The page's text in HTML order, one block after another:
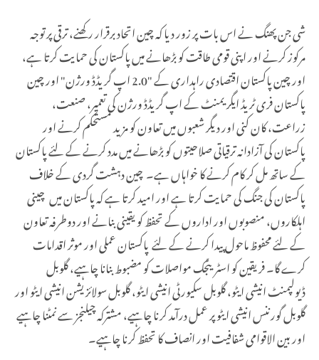
شی جن پھنگ نے اس بات پر زور دیا کہ چین اتحاد برقرار رکھنے، ترقی پر توجہ
مرکوز کرنے اور اپنی قومی طاقت کو بڑھانے میں پاکستان کی حمایت کرتا ہے،
اور چین پاکستان اقتصادی راہداری کے "2.0 اپ گریڈڈ ورژن" اور چین
پاکستان فری ٹریڈ ایگریمنٹ کے اپ گریڈڈ ورژن کی تعمیر، صنعت،
زراعت، کان کنی اور دیگر شعبوں میں تعاون کو مزید مستحکم کرنے اور
پاکستان کی آزادانہ ترقیاتی صلاحیتوں کو بڑھانے میں مدد کرنے کے لئے پاکستان
کے ساتھ مل کر کام کرنے کا خواہاں ہے۔ چین دہشت گردی کے خلاف
پاکستان کی جنگ کی حمایت کرتا ہے اور امید کرتا ہے کہ پاکستان میں چینی
اہلکاروں، منصوبوں اور اداروں کے تحفظ کو یقینی بنانے اور دوطرفہ تعاون
کے لئے محفوظ ماحول پیدا کرنے کے لئے پاکستان عملی اور موثر اقدامات
کرے گا۔ فریقین کو اسٹریٹجک مواصلات کو مضبوط بنانا چاہیے، گلوبل
ڈیولپمنٹ انیشی ایٹو، گلوبل سکیورٹی انیشی ایٹو، گلوبل سولائزیشن انیشی ایٹو اور
گلوبل گورننس انیشی ایٹو پر عمل درآمد کرنا چاہیے، مشترکہ چیلنجز سے نمٹنا چاہیے
اور بین الاقوامی شفافیت اور انصاف کا تحفظ کرنا چاہیے۔